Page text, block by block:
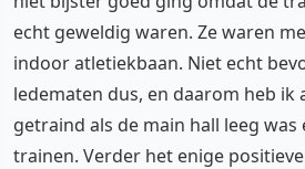
echt geweldig waren. Ze waren
indoor atletiekbaan. Niet echt
ledematen dus, en daarom heb ik
getraind als de main hall leeg
trainen. Verder het enige